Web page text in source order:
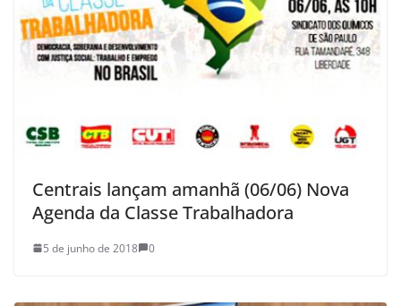
Centrais lançam amanhã (06/06) Nova
Agenda da Classe Trabalhadora
5 de junho de 2018 0